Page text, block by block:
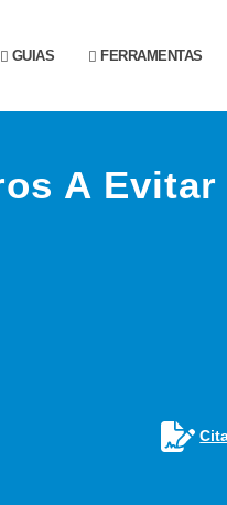
GUIAS FERRAMENTAS
A